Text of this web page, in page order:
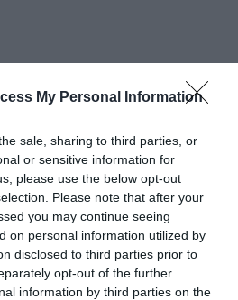
My Personal Information
sale, sharing to third parties, or
or sensitive information for
please use the below opt-out
Please note that after your
you may continue seeing
on personal information utilized by
disclosed to third parties prior to
opt-out of the further
information by third parties on the